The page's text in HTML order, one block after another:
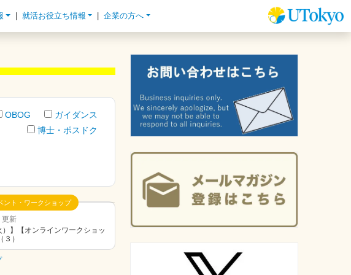
就活お役立ち情報 企業の方へ
OBOG
ガイダンス
博士・ポスドク
ント・ワークショップ
更新
）】【オンラインワークショッ
）